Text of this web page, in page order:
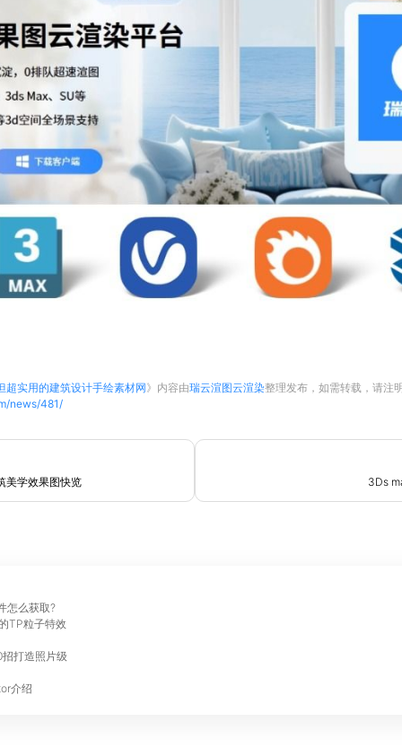
超实用的建筑设计手绘素材网》内容由瑞云渲图云渲染整理发布，如需转载，请注
news/481/
美学效果图快览 3Ds
怎么获取?
TP粒子特效
打造照片级
介绍